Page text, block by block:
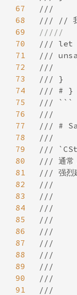
67
68
69
70
71
72
73
74
75
76
77
78
79
80
81
82
83
84
85
86
87
88
89
90
91
///
/// let
///
///
/// }
/// # }
/// ```
///
/// #
///
///
/// 通常
/// 强烈
///
///
///
///
///
///
///
///
///
///